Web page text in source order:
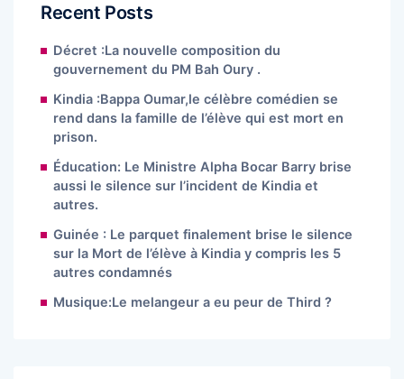
Recent Posts
Décret :La nouvelle composition du
gouvernement du PM Bah Oury .
Kindia :Bappa Oumar,le célèbre comédien se
rend dans la famille de l’élève qui est mort en
prison.
Éducation: Le Ministre Alpha Bocar Barry brise
aussi le silence sur l’incident de Kindia et
autres.
Guinée : Le parquet finalement brise le silence
sur la Mort de l’élève à Kindia y compris les 5
autres condamnés
Musique:Le melangeur a eu peur de Third ?